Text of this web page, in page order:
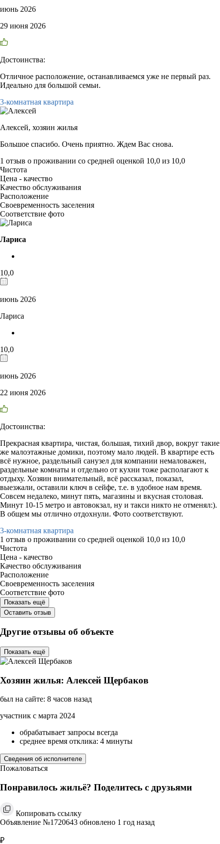
июнь 2026
29 июня 2026
Достоинства:
Отличное расположение, останавливаемся уже не первый раз.
Идеально для большой семьи.
3-комнатная квартира
Алексей, хозяин жилья
Большое спасибо. Очень приятно. Ждем Вас снова.
1 отзыв о проживании со средней оценкой 10,0 из 10,0
Чистота
Цена - качество
Качество обслуживания
Расположение
Своевременность заселения
Соответствие фото
Лариса
10,0
июнь 2026
Лариса
10,0
июнь 2026
22 июня 2026
Достоинства:
Прекрасная квартира, чистая, большая, тихий двор, вокруг такие
же малоэтажные домики, поэтому мало людей. В квартире есть
всё нужное, раздельный санузел для компании немаловажен,
раздельные комнаты и отдельно от кухни тоже располагают к
отдыху. Хозяин внимательный, всё рассказал, показал,
выезжали, оставили ключ в сейфе, т.е. в удобное нам время.
Совсем недалеко, минут пять, магазины и вкусная столовая.
Минут 10-15 метро и автовокзал, ну и такси никто не отменял:).
В общем мы отлично отдохнули. Фото соответствуют.
3-комнатная квартира
1 отзыв о проживании со средней оценкой 10,0 из 10,0
Чистота
Цена - качество
Качество обслуживания
Расположение
Своевременность заселения
Соответствие фото
Показать ещё
Оставить отзыв
Другие отзывы об объекте
Показать ещё
Хозяин жилья: Алексей Щербаков
был на сайте: 8 часов назад
участник с марта 2024
обрабатывает запросы всегда
среднее время отклика: 4 минуты
Сведения об исполнителе
Пожаловаться
Понравилось жильё? Поделитесь с друзьями
Копировать ссылку
Объявление №1720643 обновлено 1 год назад
₽